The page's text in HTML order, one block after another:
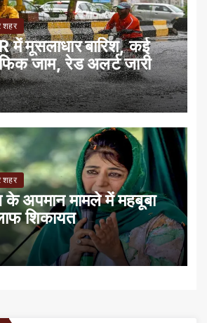
शहर
मूसलाधार बारिश, कई
जाम, रेड अलर्ट जारी
शहर
के अपमान मामले में महबूबा
शिकायत